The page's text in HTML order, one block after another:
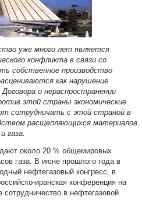
уже много лет является
конфликта в связи со
собственное производство
как нарушение
о нераспространении
этой страны экономические
сотрудничать с этой страной в
расщепляющихся материалов.
газа.
около 20 % общемировых
газа. В июне прошлого года в
нефтегазовый конгресс, в
иранская конференция на
в нефтегазовой